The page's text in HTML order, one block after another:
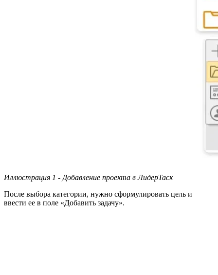
Иллюстрация 1 - Добавление проекта в ЛидерТаск
После выбора категории, нужно сформулировать цель и
ввести ее в поле «Добавить задачу».